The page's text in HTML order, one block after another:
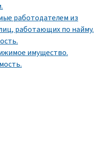
работодателем из
работающих по найму.
имущество.